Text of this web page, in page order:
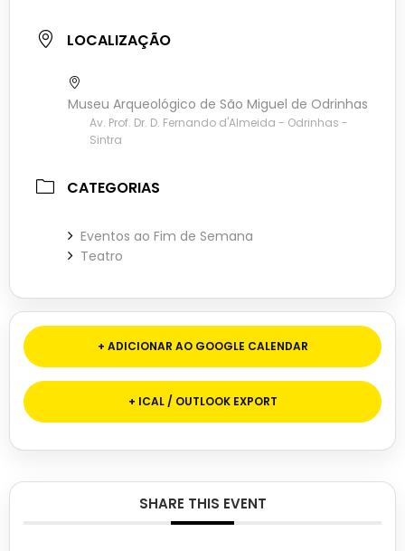
LOCALIZAÇÃO
Museu Arqueológico de São Miguel de Odrinhas
Av. Prof. Dr. D. Fernando d'Almeida - Odrinhas -
Sintra
CATEGORIAS
Eventos ao Fim de Semana
Teatro
+ ADICIONAR AO GOOGLE CALENDAR
+ ICAL / OUTLOOK EXPORT
SHARE THIS EVENT